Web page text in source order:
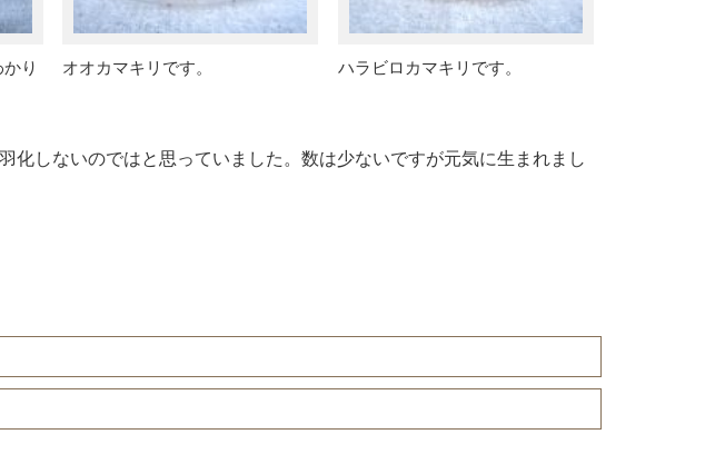
り
オオカマキリです。 ハラビロカマキリです。
化しないのではと思っていました。数は少ないですが元気に生まれまし